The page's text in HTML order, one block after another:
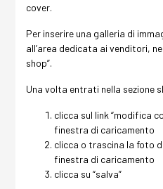
cover.
Per inserire una galleria di
all’area dedicata ai venditori,
shop”.
Una volta entrati nella sezione
clicca sul link “modifica
finestra di caricamento
clicca o trascina la foto
finestra di caricamento
clicca su “salva”